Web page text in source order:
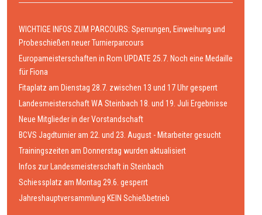
WICHTIGE INFOS ZUM PARCOURS: Sperrungen, Einweihung und
Probeschießen neuer Turnierparcours
Europameisterschaften in Rom UPDATE 25.7. Noch eine Medaille
für Fiona
Fitaplatz am Dienstag 28.7. zwischen 13 und 17 Uhr gesperrt
Landesmeisterschaft WA Steinbach 18. und 19. Juli Ergebnisse
Neue Mitglieder in der Vorstandschaft
BCVS Jagdturnier am 22. und 23. August - Mitarbeiter gesucht
Trainingszeiten am Donnerstag wurden aktualisiert
Infos zur Landesmeisterschaft in Steinbach
Schiessplatz am Montag 29.6. gesperrt
Jahreshauptversammlung KEIN Schießbetrieb